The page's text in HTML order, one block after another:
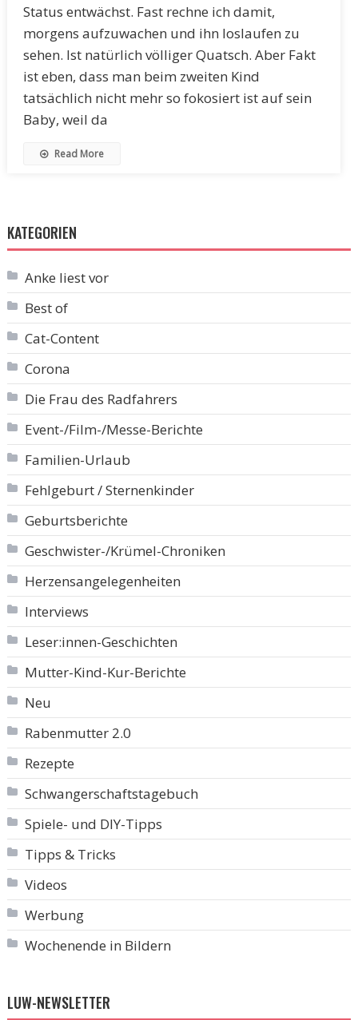
Status entwächst. Fast rechne ich damit,
morgens aufzuwachen und ihn loslaufen zu
sehen. Ist natürlich völliger Quatsch. Aber Fakt
ist eben, dass man beim zweiten Kind
tatsächlich nicht mehr so fokosiert ist auf sein
Baby, weil da
Read More
KATEGORIEN
Anke liest vor
Best of
Cat-Content
Corona
Die Frau des Radfahrers
Event-/Film-/Messe-Berichte
Familien-Urlaub
Fehlgeburt / Sternenkinder
Geburtsberichte
Geschwister-/Krümel-Chroniken
Herzensangelegenheiten
Interviews
Leser:innen-Geschichten
Mutter-Kind-Kur-Berichte
Neu
Rabenmutter 2.0
Rezepte
Schwangerschaftstagebuch
Spiele- und DIY-Tipps
Tipps & Tricks
Videos
Werbung
Wochenende in Bildern
LUW-NEWSLETTER